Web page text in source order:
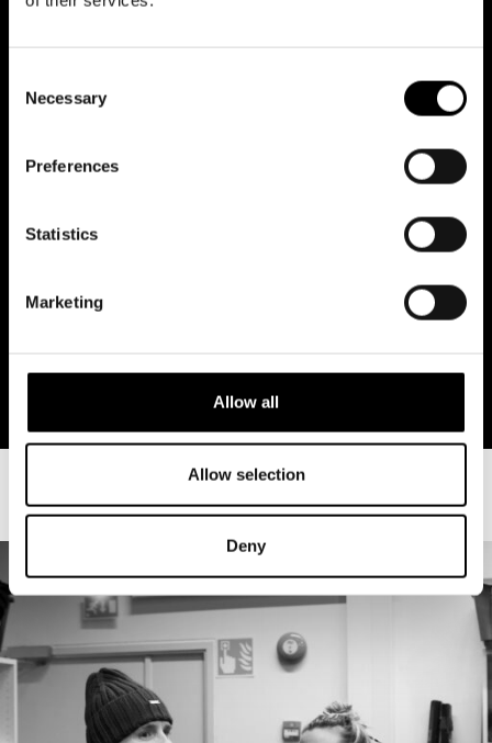
Selection
Necessary
Preferences
Statistics
Marketing
Allow all
Allow selection
Deny
Lukuharjoitus 27.4.2026